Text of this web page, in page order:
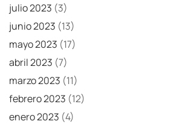
julio 2023 (3)
junio 2023 (13)
mayo 2023 (17)
abril 2023 (7)
marzo 2023 (11)
febrero 2023 (12)
enero 2023 (4)